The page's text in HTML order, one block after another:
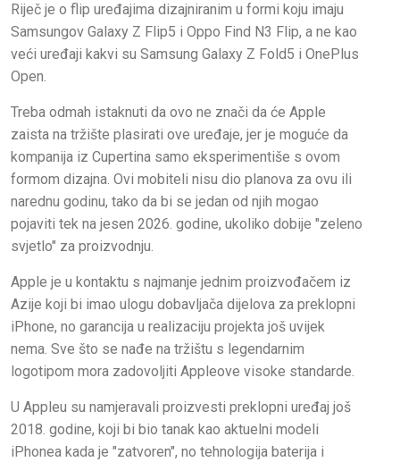
Riječ je o flip uređajima dizajniranim u formi koju imaju
Samsungov Galaxy Z Flip5 i Oppo Find N3 Flip, a ne kao
veći uređaji kakvi su Samsung Galaxy Z Fold5 i OnePlus
Open.
Treba odmah istaknuti da ovo ne znači da će Apple
zaista na tržište plasirati ove uređaje, jer je moguće da
kompanija iz Cupertina samo eksperimentiše s ovom
formom dizajna. Ovi mobiteli nisu dio planova za ovu ili
narednu godinu, tako da bi se jedan od njih mogao
pojaviti tek na jesen 2026. godine, ukoliko dobije "zeleno
svjetlo" za proizvodnju.
Apple je u kontaktu s najmanje jednim proizvođačem iz
Azije koji bi imao ulogu dobavljača dijelova za preklopni
iPhone, no garancija u realizaciju projekta još uvijek
nema. Sve što se nađe na tržištu s legendarnim
logotipom mora zadovoljiti Appleove visoke standarde.
U Appleu su namjeravali proizvesti preklopni uređaj još
2018. godine, koji bi bio tanak kao aktuelni modeli
iPhonea kada je "zatvoren", no tehnologija baterija i